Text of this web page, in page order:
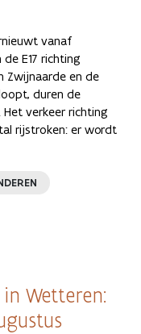
vanaf
E17 richting
Zwijnaarde en de
duren de
verkeer richting
rijstroken: er wordt
Wetteren: